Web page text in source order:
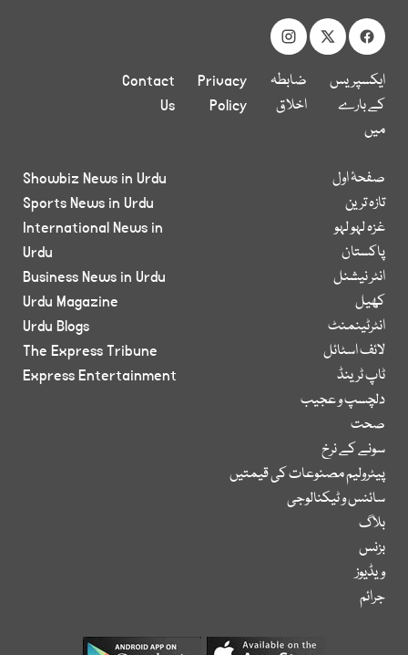
ایکسپریس
کے بارے
میں
ضابطہ
اخلاق
Privacy
Policy
Contact
Us
صفحۂ اول
تازہ ترین
غزہ لہو لہو
پاکستان
انٹر نیشنل
کھیل
انٹرٹینمنٹ
لائف اسٹائل
ٹاپ ٹرینڈ
دلچسپ و عجیب
صحت
سونے کے نرخ
پیٹرولیم مصنوعات کی قیمتیں
سائنس و ٹیکنالوجی
بلاگ
بزنس
ویڈیوز
جرائم
Showbiz News in Urdu
Sports News in Urdu
International News in
Urdu
Business News in Urdu
Urdu Magazine
Urdu Blogs
The Express Tribune
Express Entertainment